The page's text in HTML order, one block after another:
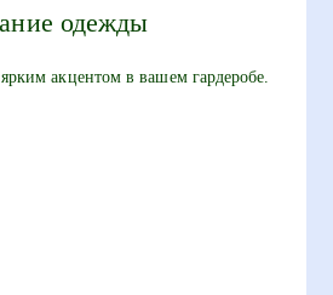
одежды
акцентом в вашем гардеробе.